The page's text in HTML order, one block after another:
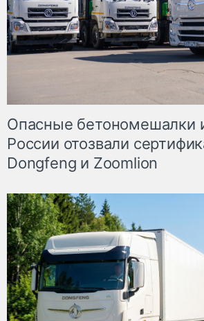
Опасные бетономешалки
России отозвали
Dongfeng и Zoomlion